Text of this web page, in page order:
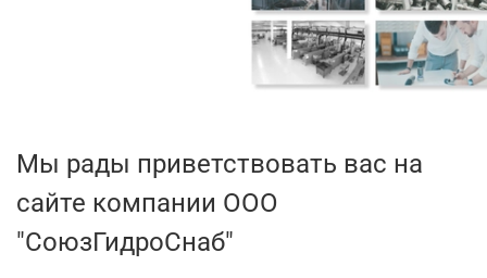
Мы рады приветствовать вас на
сайте компании ООО
"СоюзГидроСнаб"